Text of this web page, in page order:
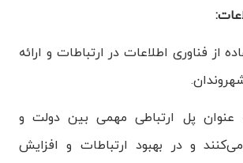
از فناوری اطلاعات در ارتباطات و ارائه
عنوان پل ارتباطی مهمی بین دولت و
و در بهبود ارتباطات و افزایش